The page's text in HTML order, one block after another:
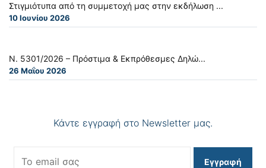
Στιγμιότυπα από τη συμμετοχή μας στην εκδήλωση ...
10 Ιουνίου 2026
Ν. 5301/2026 – Πρόστιμα & Εκπρόθεσμες Δηλώ...
26 Μαΐου 2026
Κάντε εγγραφή στο Newsletter μας.
Εγγραφή